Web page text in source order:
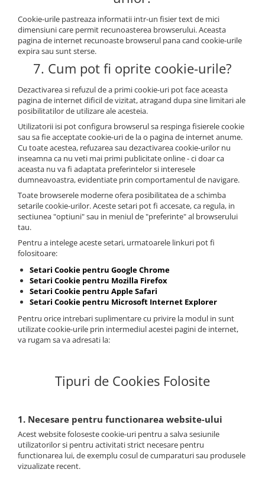
Cookie-urile pastreaza informatii intr-un fisier text de mici
dimensiuni care permit recunoasterea browserului. Aceasta
pagina de internet recunoaste browserul pana cand cookie-urile
expira sau sunt sterse.
7. Cum pot fi oprite cookie-urile?
Dezactivarea si refuzul de a primi cookie-uri pot face aceasta
pagina de internet dificil de vizitat, atragand dupa sine limitari ale
posibilitatilor de utilizare ale acesteia.
Utilizatorii isi pot configura browserul sa respinga fisierele cookie
sau sa fie acceptate cookie-uri de la o pagina de internet anume.
Cu toate acestea, refuzarea sau dezactivarea cookie-urilor nu
inseamna ca nu veti mai primi publicitate online - ci doar ca
aceasta nu va fi adaptata preferintelor si interesele
dumneavoastra, evidentiate prin comportamentul de navigare.
Toate browserele moderne ofera posibilitatea de a schimba
setarile cookie-urilor. Aceste setari pot fi accesate, ca regula, in
sectiunea "optiuni" sau in meniul de "preferinte" al browserului
tau.
Pentru a intelege aceste setari, urmatoarele linkuri pot fi
folositoare:
Setari Cookie pentru Google Chrome
Setari Cookie pentru Mozilla Firefox
Setari Cookie pentru Apple Safari
Setari Cookie pentru Microsoft Internet Explorer
Pentru orice intrebari suplimentare cu privire la modul in sunt
utilizate cookie-urile prin intermediul acestei pagini de internet,
va rugam sa va adresati la:
Tipuri de Cookies Folosite
1. Necesare pentru functionarea website-ului
Acest website foloseste cookie-uri pentru a salva sesiunile
utilizatorilor si pentru activitati strict necesare pentru
functionarea lui, de exemplu cosul de cumparaturi sau produsele
vizualizate recent.